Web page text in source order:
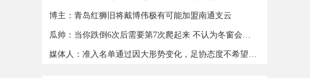
博主：青岛红狮旧将戴博伟极有可能加盟南通支云
瓜帅：当你跌倒6次后需要第7次爬起来 不认为冬窗会有人离队
媒体人：准入名单通过因大形势变化，足协态度不希望球队解散